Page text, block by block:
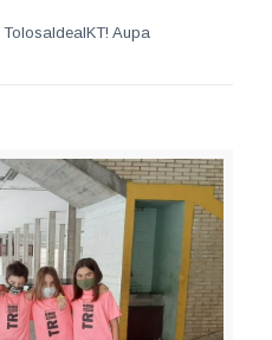
Aupa